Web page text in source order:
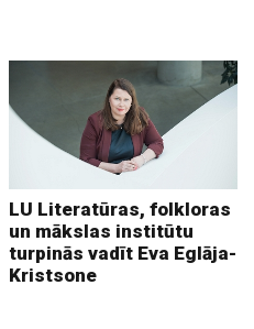
LU Literatūras, folkloras
un mākslas institūtu
turpinās vadīt Eva Eglāja-
Kristsone